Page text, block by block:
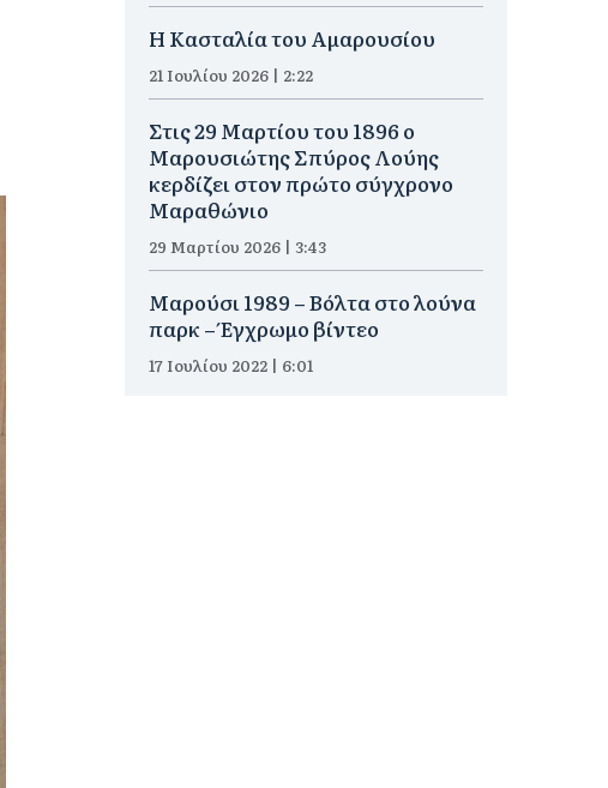
Η Κασταλία του Αμαρουσίου
21 Ιουλίου 2026 | 2:22
Στις 29 Μαρτίου του 1896 ο
Μαρουσιώτης Σπύρος Λούης
κερδίζει στον πρώτο σύγχρονο
Μαραθώνιο
29 Μαρτίου 2026 | 3:43
Μαρούσι 1989 – Βόλτα στο λούνα
παρκ – Έγχρωμο βίντεο
17 Ιουλίου 2022 | 6:01